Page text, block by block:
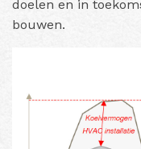
doelen en in
bouwen.